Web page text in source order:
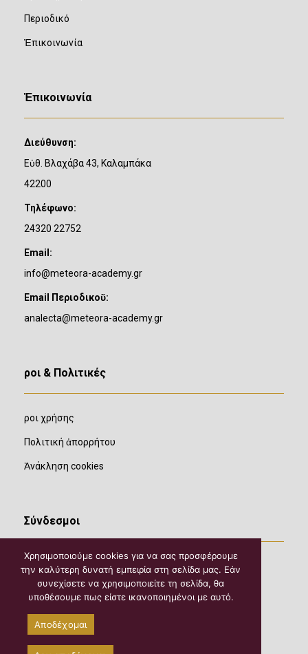
Περιοδικό
Ἐπικοινωνία
Ἐπικοινωνία
Διεύθυνση:
Εὐθ. Βλαχάβα 43, Καλαμπάκα
42200
Τηλέφωνο:
24320 22752
Email:
info@meteora-academy.gr
Email Περιοδικοῦ:
analecta@meteora-academy.gr
Ὅροι & Πολιτικές
Ὅροι χρήσης
Πολιτική ἀπορρήτου
Ἀνάκληση cookies
Σύνδεσμοι
Χρησιμοποιούμε cookies για να σας προσφέρουμε
την καλύτερη δυνατή εμπειρία στη σελίδα μας. Εάν
συνεχίσετε να χρησιμοποιείτε τη σελίδα, θα
υποθέσουμε πως είστε ικανοποιημένοι με αυτό.
Αποδέχομαι